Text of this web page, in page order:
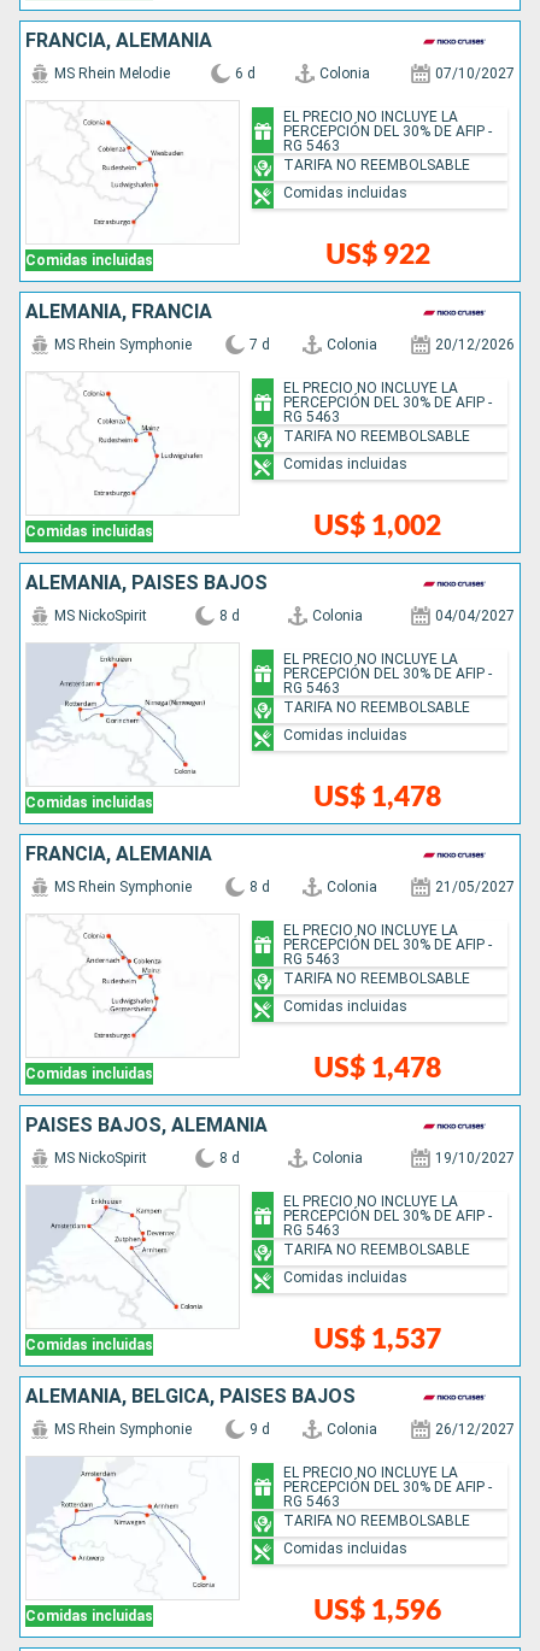
FRANCIA, ALEMANIA
Comidas incluidas
MS Rhein Melodie 6 d Colonia 07/10/2027
US$ 922
EL PRECIO NO INCLUYE LA
PERCEPCIÓN DEL 30% DE AFIP -
RG 5463
TARIFA NO REEMBOLSABLE
Comidas incluidas
ALEMANIA, FRANCIA
Comidas incluidas
MS Rhein Symphonie 7 d Colonia 20/12/2026
US$ 1,002
EL PRECIO NO INCLUYE LA
PERCEPCIÓN DEL 30% DE AFIP -
RG 5463
TARIFA NO REEMBOLSABLE
Comidas incluidas
ALEMANIA, PAISES BAJOS
Comidas incluidas
MS NickoSpirit 8 d Colonia 04/04/2027
US$ 1,478
EL PRECIO NO INCLUYE LA
PERCEPCIÓN DEL 30% DE AFIP -
RG 5463
TARIFA NO REEMBOLSABLE
Comidas incluidas
FRANCIA, ALEMANIA
Comidas incluidas
MS Rhein Symphonie 8 d Colonia 21/05/2027
US$ 1,478
EL PRECIO NO INCLUYE LA
PERCEPCIÓN DEL 30% DE AFIP -
RG 5463
TARIFA NO REEMBOLSABLE
Comidas incluidas
PAISES BAJOS, ALEMANIA
Comidas incluidas
MS NickoSpirit 8 d Colonia 19/10/2027
US$ 1,537
EL PRECIO NO INCLUYE LA
PERCEPCIÓN DEL 30% DE AFIP -
RG 5463
TARIFA NO REEMBOLSABLE
Comidas incluidas
ALEMANIA, BÉLGICA, PAISES BAJOS
Comidas incluidas
MS Rhein Symphonie 9 d Colonia 26/12/2027
US$ 1,596
EL PRECIO NO INCLUYE LA
PERCEPCIÓN DEL 30% DE AFIP -
RG 5463
TARIFA NO REEMBOLSABLE
Comidas incluidas